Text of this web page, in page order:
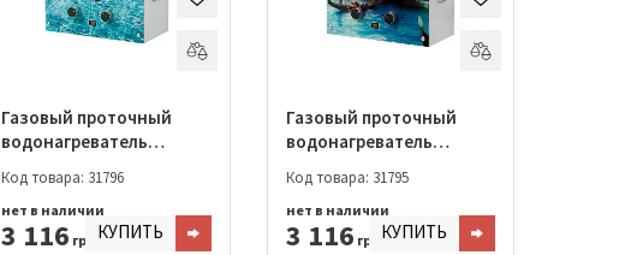
Газовый проточный
водонагреватель
Glass Trevi
Код товара: 31796
3 116 грн.
нет в наличии
КУПИТЬ
Газовый проточный
водонагреватель
Glass Rialto
Код товара: 31795
3 116 грн.
нет в наличии
КУПИТЬ